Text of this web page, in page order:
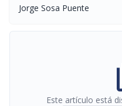
Jorge Sosa Puente
Este artículo está